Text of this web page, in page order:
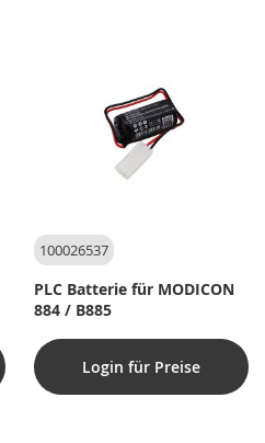
100026537
PLC Batterie für MODICON
884 / B885
Login für Preise